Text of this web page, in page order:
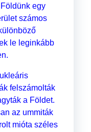
egy
számos
le leginkább
felszámolták
a Földet.
az ummiták
mióta széles